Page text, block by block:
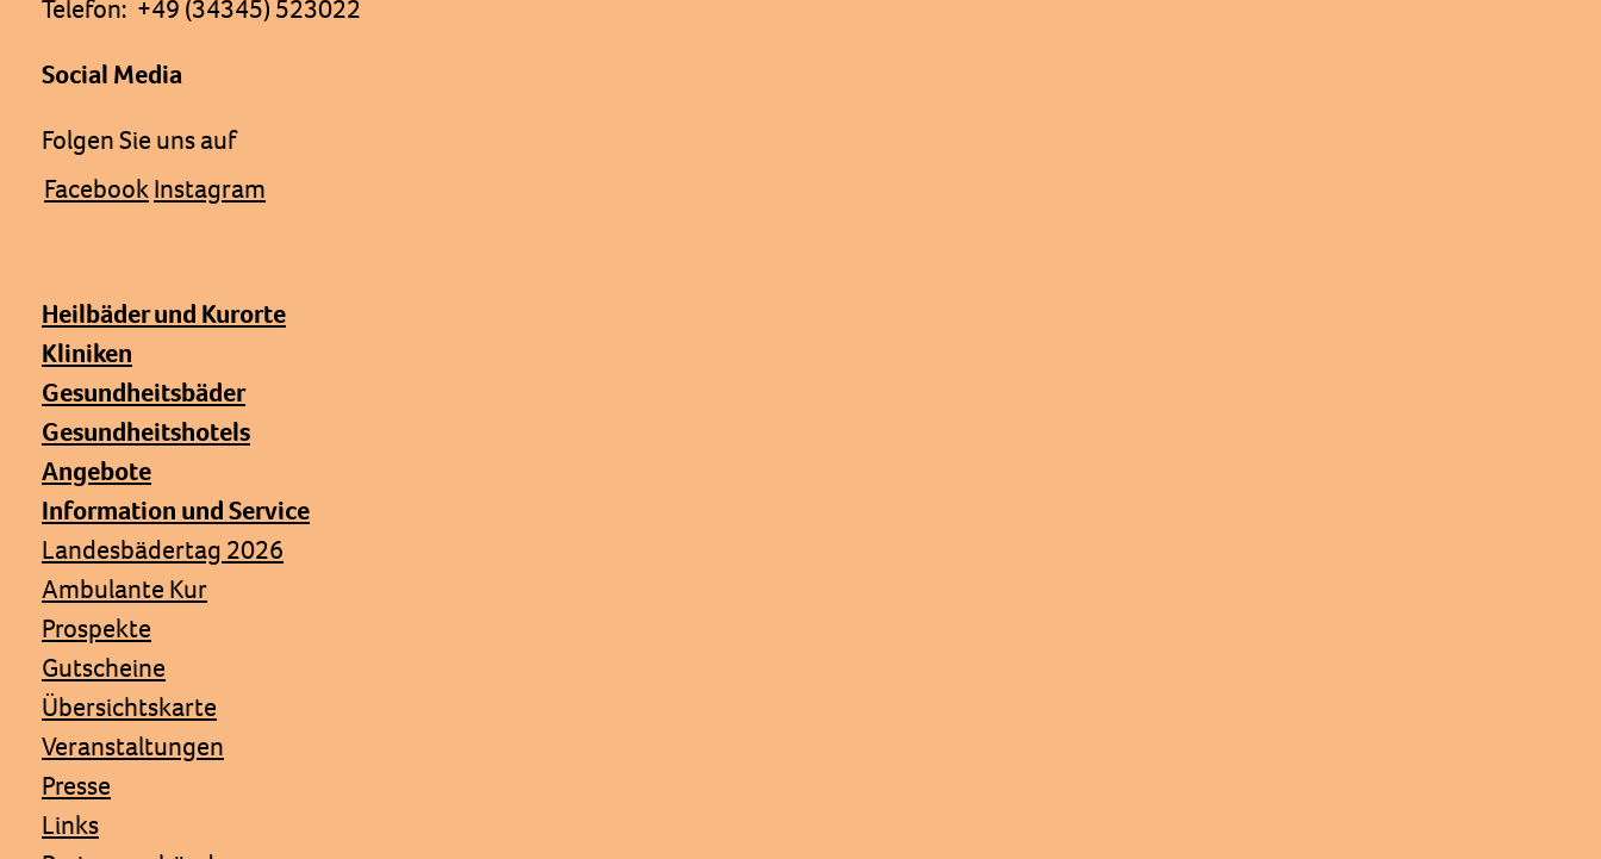
Telefon: +49 (34345) 523022
Social Media
Folgen Sie uns auf
FacebookInstagram
Heilbäder und Kurorte
Kliniken
Gesundheitsbäder
Gesundheitshotels
Angebote
Information und Service
Landesbädertag 2026
Ambulante Kur
Prospekte
Gutscheine
Übersichtskarte
Veranstaltungen
Presse
Links